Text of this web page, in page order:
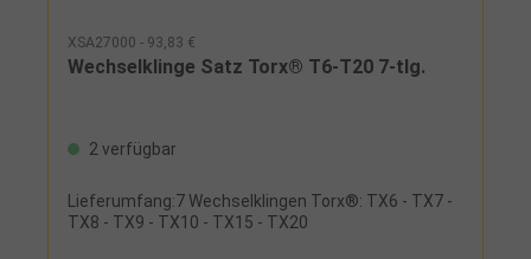
XSA27000 - 93,83 €
Wechselklinge Satz Torx® T6-T20 7-tlg.
2 verfügbar
Lieferumfang:7 Wechselklingen Torx®: TX6 - TX7 -
TX8 - TX9 - TX10 - TX15 - TX20